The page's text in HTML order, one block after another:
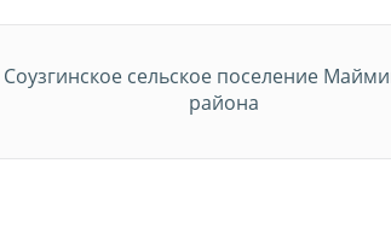
Соузгинское сельское поселение
района